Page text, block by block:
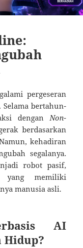
pergeseran
Selama bertahun-
denganNon-
berdasarkan
kehadiran
segalanya.
robot pasif,
yang memiliki
manusia asli.
AI
Hidup?